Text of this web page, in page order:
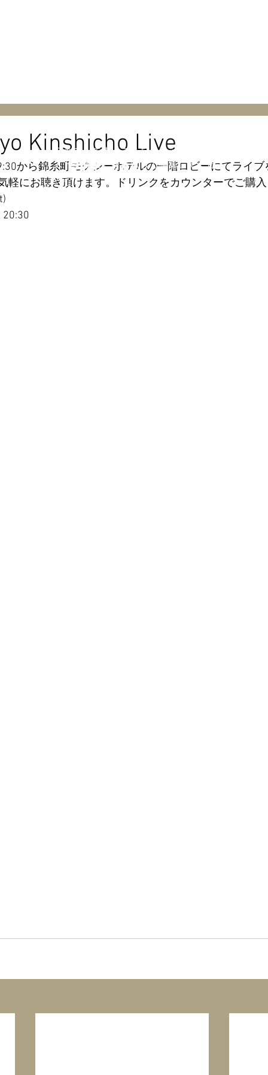
Kinshicho Live
から錦糸町モクシーホテルの一階ロビーにてライ
軽にお聴き頂けます。ドリンクをカウンターでご購
20:30
出し h4
テキストです。ここをクリックして「テキ
ストを編集」を選択して編集してくださ
い。見出し h4